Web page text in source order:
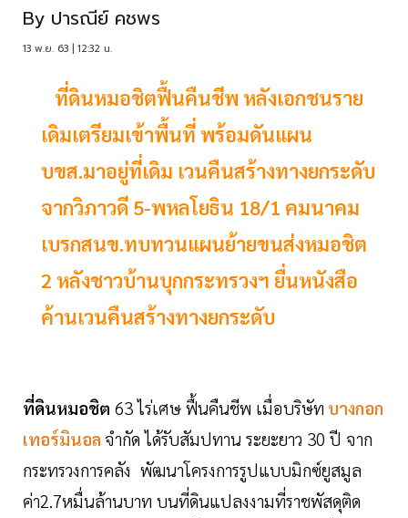
By ปารณีย์ คชพร
13 พ.ย. 63 | 12:32 น.
ที่ดินหมอชิตฟื้นคืนชีพ หลังเอกชนราย
เดิมเตรียมเข้าพื้นที่ พร้อมดันแผน
บขส.มาอยู่ที่เดิม เวนคืนสร้างทางยกระดับ
จากวิภาวดี 5-พหลโยธิน 18/1 คมนาคม
เบรกสนข.ทบทวนแผนย้ายขนส่งหมอชิต
2 หลังชาวบ้านบุกกระทรวงฯ ยื่นหนังสือ
ค้านเวนคืนสร้างทางยกระดับ
ที่ดินหมอชิต 63 ไร่เศษ ฟื้นคืนชีพ เมื่อบริษัท บางกอก
เทอร์มินอล จำกัด ได้รับสัมปทาน ระยะยาว 30 ปี จาก
กระทรวงการคลัง พัฒนาโครงการรูปแบบมิกซ์ยูสมูล
ค่า2.7หมื่นล้านบาท บนที่ดินแปลงงามที่ราชพัสดุติด